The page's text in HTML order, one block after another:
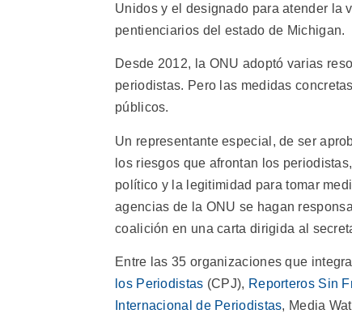
Unidos y el designado para atender la
pentienciarios del estado de Michigan.
Desde 2012, la ONU adoptó varias
periodistas. Pero las medidas
públicos.
Un representante especial, de ser
los riesgos que afrontan los
político y la legitimidad para tomar
agencias de la ONU se hagan
coalición en una carta dirigida al
Entre las 35 organizaciones que
los Periodistas (CPJ), Reporteros Sin
Internacional de Periodistas, Media